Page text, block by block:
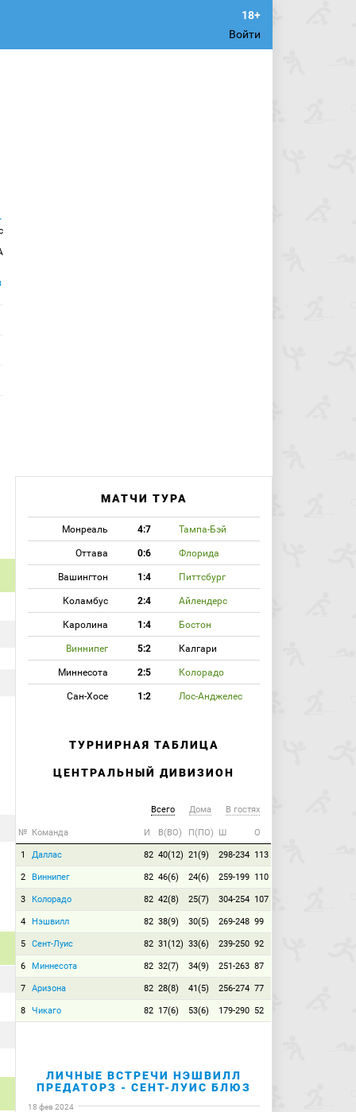
Войти
МАТЧИ ТУРА
Монреаль 4:7 Тампа-Бэй
Оттава 0:6 Флорида
Вашингтон 1:4 Питтсбург
Коламбус 2:4 Айлендерс
Каролина 1:4 Бостон
Виннипег 5:2 Калгари
Миннесота 2:5 Колорадо
Сан-Хосе 1:2 Лос-Анджелес
ТУРНИРНАЯ ТАБЛИЦА
ЦЕНТРАЛЬНЫЙ ДИВИЗИОН
Всего Дома В гостях
№ Команда И В(ВО) П(ПО) Ш О
1 Даллас 82 40(12) 21(9) 298-234 113
2 Виннипег 82 46(6) 24(6) 259-199 110
3 Колорадо 82 42(8) 25(7) 304-254 107
4 Нэшвилл 82 38(9) 30(5) 269-248 99
5 Сент-Луис 82 31(12) 33(6) 239-250 92
6 Миннесота 82 32(7) 34(9) 251-263 87
7 Аризона 82 28(8) 41(5) 256-274 77
8 Чикаго 82 17(6) 53(6) 179-290 52
ЛИЧНЫЕ ВСТРЕЧИ НЭШВИЛЛ
ПРЕДАТОРЗ - СЕНТ-ЛУИС БЛЮЗ
18 фев 2024